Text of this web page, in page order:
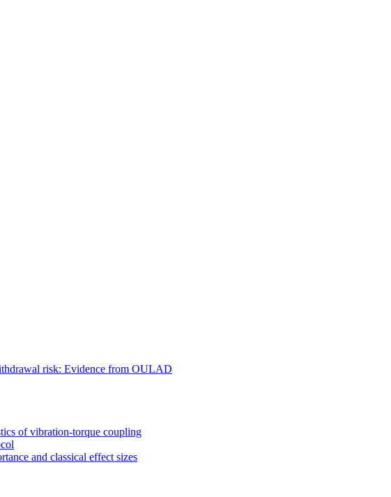
risk: Evidence from OULAD
of vibration-torque coupling
and classical effect sizes